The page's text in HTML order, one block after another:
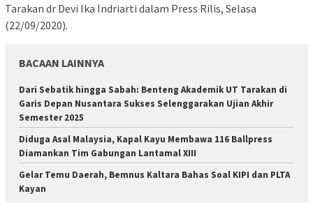
Tarakan dr Devi Ika Indriarti dalam Press Rilis, Selasa
(22/09/2020).
BACAAN LAINNYA
Dari Sebatik hingga Sabah: Benteng Akademik UT Tarakan di
Garis Depan Nusantara Sukses Selenggarakan Ujian Akhir
Semester 2025
Diduga Asal Malaysia, Kapal Kayu Membawa 116 Ballpress
Diamankan Tim Gabungan Lantamal XIII
Gelar Temu Daerah, Bemnus Kaltara Bahas Soal KIPI dan PLTA
Kayan